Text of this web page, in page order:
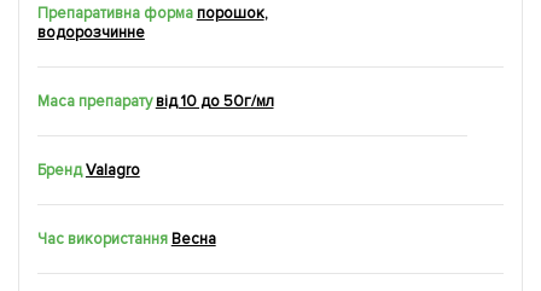
Препаративна форма порошок,
водорозчинне
Маса препарату від 10 до 50г/мл
БрендValagro
Час використання Весна